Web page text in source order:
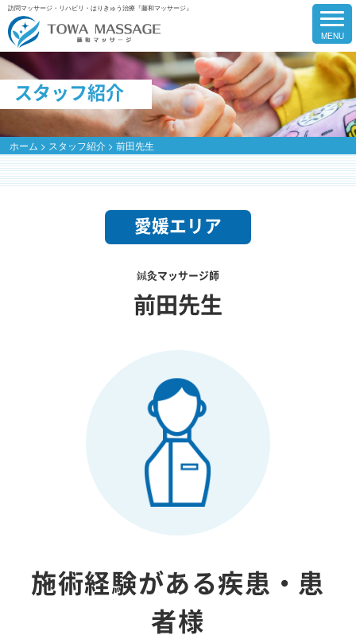
訪問マッサージ・リハビリ・はりきゅう治療『藤和マッサージ』
スタッフ紹介
ホーム > スタッフ紹介> 前田先生
愛媛エリア
鍼灸マッサージ師
前田先生
施術経験がある疾患・患
者様